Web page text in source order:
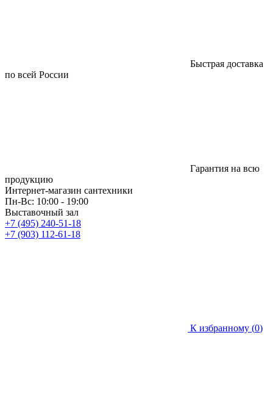
Быстрая доставка
по всей России
Гарантия на всю
продукцию
Интернет-магазин сантехники
Пн-Вс: 10:00 - 19:00
Выставочный зал
+7 (495) 240-51-18
+7 (903) 112-61-18
К избранному (0)